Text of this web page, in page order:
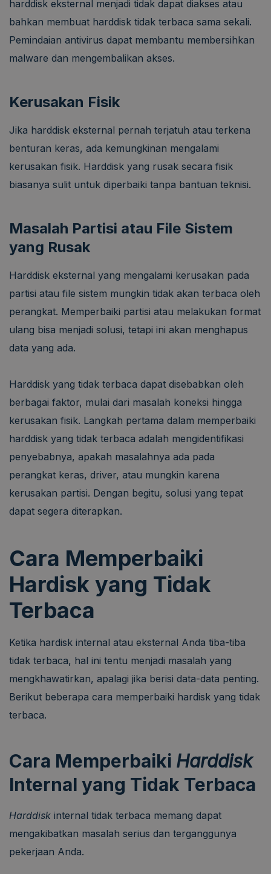
harddisk eksternal menjadi tidak dapat diakses atau
bahkan membuat harddisk tidak terbaca sama sekali.
Pemindaian antivirus dapat membantu membersihkan
malware dan mengembalikan akses.
Kerusakan Fisik
Jika harddisk eksternal pernah terjatuh atau terkena
benturan keras, ada kemungkinan mengalami
kerusakan fisik. Harddisk yang rusak secara fisik
biasanya sulit untuk diperbaiki tanpa bantuan teknisi.
Masalah Partisi atau File Sistem
yang Rusak
Harddisk eksternal yang mengalami kerusakan pada
partisi atau file sistem mungkin tidak akan terbaca oleh
perangkat. Memperbaiki partisi atau melakukan format
ulang bisa menjadi solusi, tetapi ini akan menghapus
data yang ada.
Harddisk yang tidak terbaca dapat disebabkan oleh
berbagai faktor, mulai dari masalah koneksi hingga
kerusakan fisik. Langkah pertama dalam memperbaiki
harddisk yang tidak terbaca adalah mengidentifikasi
penyebabnya, apakah masalahnya ada pada
perangkat keras, driver, atau mungkin karena
kerusakan partisi. Dengan begitu, solusi yang tepat
dapat segera diterapkan.
Cara Memperbaiki
Hardisk yang Tidak
Terbaca
Ketika hardisk internal atau eksternal Anda tiba-tiba
tidak terbaca, hal ini tentu menjadi masalah yang
mengkhawatirkan, apalagi jika berisi data-data penting.
Berikut beberapa cara memperbaiki hardisk yang tidak
terbaca.
Cara Memperbaiki Harddisk
Internal yang Tidak Terbaca
Harddisk internal tidak terbaca memang dapat
mengakibatkan masalah serius dan terganggunya
pekerjaan Anda.